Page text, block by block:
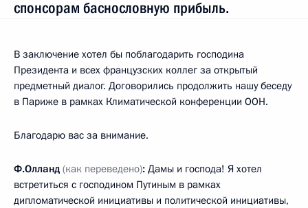
спонсорам баснословную прибыль.
В заключение хотел бы поблагодарить господина
Президента и всех французских коллег за открытый
предметный диалог. Договорились продолжить нашу беседу
в Париже в рамках Климатической конференции ООН.
Благодарю вас за внимание.
Ф.Олланд (как переведено): Дамы и господа! Я хотел
встретиться с господином Путиным в рамках
дипломатической инициативы и политической инициативы,